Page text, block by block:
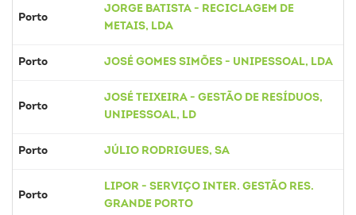
Porto
JORGE BATISTA - RECICLAGEM DE
METAIS, LDA
Porto JOSÉ GOMES SIMÕES - UNIPESSOAL, LDA
Porto
JOSÉ TEIXEIRA - GESTÃO DE RESÍDUOS,
UNIPESSOAL, LD
Porto JÚLIO RODRIGUES, SA
Porto
LIPOR - SERVIÇO INTER. GESTÃO RES.
GRANDE PORTO